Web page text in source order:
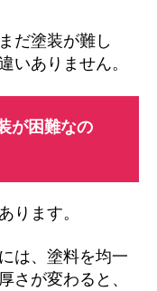
だ塗装が難し
いありません。
が困難なの
ります。
は、塗料を均一
さが変わると、